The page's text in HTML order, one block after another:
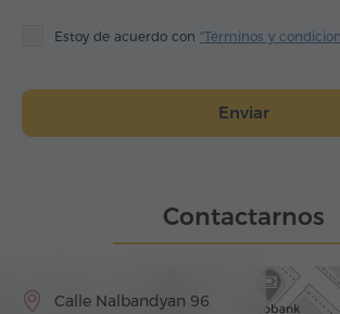
Estoy de acuerdo con "Términos y
Enviar
Contactarnos
Calle Nalbandyan 96